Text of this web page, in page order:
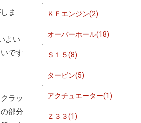
ま
よい
です
ラッ
部分
ＫＦエンジン(2)
オーバーホール(18)
Ｓ１５(8)
タービン(5)
アクチュエーター(1)
Ｚ３３(1)